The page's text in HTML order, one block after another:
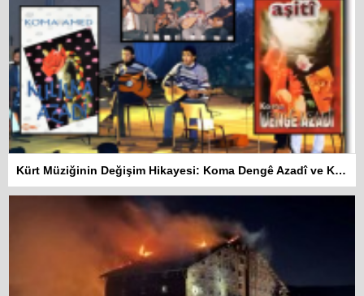
Kürt Müziğinin Değişim Hikayesi: Koma Dengê Azadî ve Koma Amed